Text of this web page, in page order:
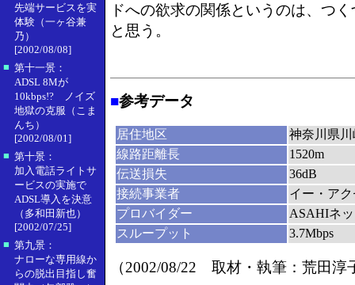
先端サービスを実
体験（一ヶ谷兼
乃）
[2002/08/08]
■ 第十一景：
ADSL 8Mが
10kbps!? ノイズ
地獄の克服（こま
んち）
[2002/08/01]
■ 第十景：
加入電話ライトサ
ービスの実施で
ADSL導入を決意
（多和田新也）
[2002/07/25]
■ 第九景：
ナローな専用線か
らの脱出目指し奮
ドへの欲求の関係というのは、つ
と思う。
■参考データ
居住地区
神奈川県
線路距離長
1520m
伝送損失
36dB
接続事業者
イー・ア
プロバイダー
ASAHIネ
スループット
3.7Mbps
（2002/08/22 取材・執筆：荒田淳